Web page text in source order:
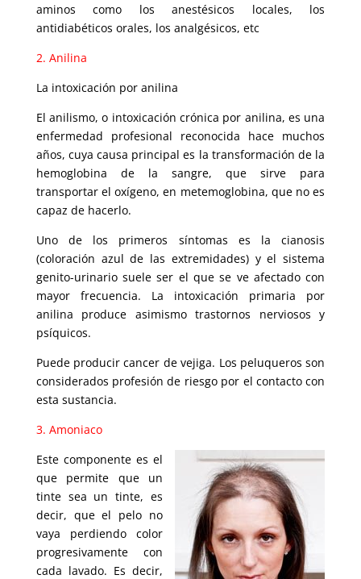
aminos como los anestésicos locales, los
antidiabéticos orales, los analgésicos, etc
2. Anilina
La intoxicación por anilina
El anilismo, o intoxicación crónica por anilina, es una
enfermedad profesional reconocida hace mu­chos
años, cuya causa principal es la transformación de la
hemoglobi­na de la sangre, que sirve para
transportar el oxígeno, en metemo­globina, que no es
capaz de hacerlo.
Uno de los primeros síntomas es la cianosis
(coloración azul de las extremidades) y el sistema
genito-uri­nario suele ser el que se ve afectado con
mayor frecuencia. La intoxica­ción primaria por
anilina produce asimismo trastornos nerviosos y
psíquicos.
Puede producir cancer de vejiga. Los peluqueros son
considerados profesión de riesgo por el contacto con
esta sustancia.
3. Amoniaco
Este componente es el
que permite que un
tinte sea un tinte, es
decir, que el pelo no
vaya perdiendo color
progresivamente con
cada lavado. Es decir,